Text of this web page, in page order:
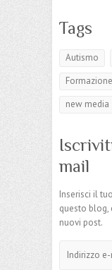
Tags
Autismo
new media
mail
Inserisci il
questo blog,
nuovi post.